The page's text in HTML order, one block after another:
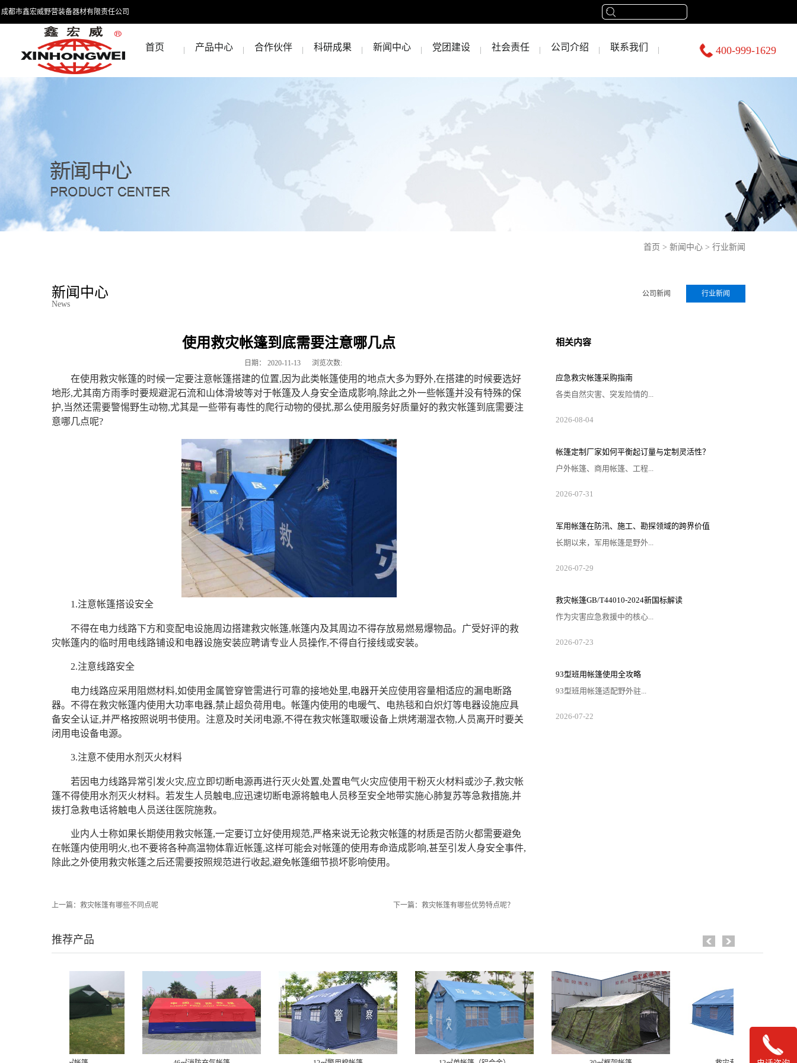
成都市鑫宏威野营装备器材有限责任公司
首页 产品中心 合作伙伴 科研成果 新闻中心 党团建设 社会责任 公司介绍 联系我们 400-999-1629
首页 > 新闻中心 > 行业新闻
新闻中心
News
公司新闻 行业新闻
使用救灾帐篷到底需要注意哪几点
日期： 2020-11-13 浏览次数:
在使用救灾帐篷的时候一定要注意帐篷搭建的位置,因为此类帐篷使用的地点大多为野外,在搭建的时候要选好
地形,尤其南方雨季时要规避泥石流和山体滑坡等对于帐篷及人身安全造成影响,除此之外一些帐篷并没有特殊的保
护,当然还需要警惕野生动物,尤其是一些带有毒性的爬行动物的侵扰,那么使用服务好质量好的救灾帐篷‍到底需要注
意哪几点呢?
1.注意帐篷搭设安全
不得在电力线路下方和变配电设施周边搭建救灾帐篷,帐篷内及其周边不得存放易燃易爆物品。广受好评的救
灾帐篷‍内的临时用电线路铺设和电器设施安装应聘请专业人员操作,不得自行接线或安装。
2.注意线路安全
电力线路应采用阻燃材料,如使用金属管穿管需进行可靠的接地处里,电器开关应使用容量相适应的漏电断路
器。不得在救灾帐篷内使用大功率电器,禁止超负荷用电。帐篷内使用的电暖气、电热毯和白炽灯等电器设施应具
备安全认证,并严格按照说明书使用。注意及时关闭电源,不得在救灾帐篷取暖设备上烘烤潮湿衣物,人员离开时要关
闭用电设备电源。
3.注意不使用水剂灭火材料
若因电力线路异常引发火灾,应立即切断电源再进行灭火处置,处置电气火灾应使用干粉灭火材料或沙子,救灾帐
篷不得使用水剂灭火材料。若发生人员触电,应迅速切断电源将触电人员移至安全地带实施心肺复苏等急救措施,并
拨打急救电话将触电人员送往医院施救。
业内人士称如果长期使用救灾帐篷,一定要订立好使用规范,严格来说无论救灾帐篷的材质是否防火都需要避免
在帐篷内使用明火,也不要将各种高温物体靠近帐篷,这样可能会对帐篷的使用寿命造成影响,甚至引发人身安全事件,
除此之外使用救灾帐篷之后还需要按照规范进行收起,避免帐篷细节损坏影响使用。
上一篇： 救灾帐篷有哪些不同点呢 下一篇： 救灾帐篷有哪些优势特点呢？
相关内容
应急救灾帐篷采购指南
各类自然灾害、突发险情的...
2026-08-04
帐篷定制厂家如何平衡起订量与定制灵活性？
户外帐篷、商用帐篷、工程...
2026-07-31
军用帐篷在防汛、施工、勘探领域的跨界价值
长期以来，军用帐篷是野外...
2026-07-29
救灾帐篷GB/T44010-2024新国标解读
作为灾害应急救援中的核心...
2026-07-23
93型班用帐篷使用全攻略
93型班用帐篷适配野外驻...
2026-07-22
推荐产品